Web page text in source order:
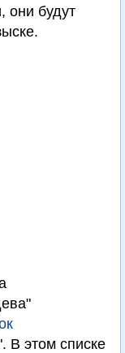
они будут
этом списке